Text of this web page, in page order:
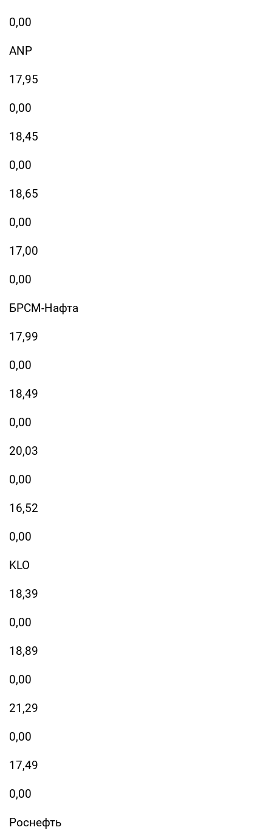
0,00
ANP
17,95
0,00
18,45
0,00
18,65
0,00
17,00
0,00
БРСМ-Нафта
17,99
0,00
18,49
0,00
20,03
0,00
16,52
0,00
KLO
18,39
0,00
18,89
0,00
21,29
0,00
17,49
0,00
Роснефть